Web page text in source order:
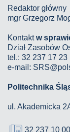
Redaktor główny
mgr Grzegorz
Kontaktw
Dział Zasobów
tel.: 32 237 17 23
e-mail:
Politechnika
ul. Akademicka
32 237 10 00